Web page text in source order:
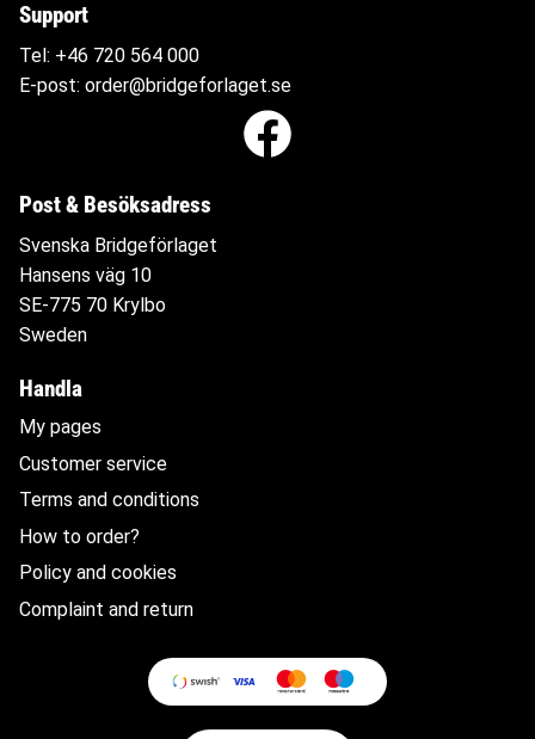
Support
Tel: +46 720 564 000
E-post: order@bridgeforlaget.se
Post & Besöksadress
Svenska Bridgeförlaget
Hansens väg 10
SE-775 70 Krylbo
Sweden
Handla
My pages
Customer service
Terms and conditions
How to order?
Policy and cookies
Complaint and return